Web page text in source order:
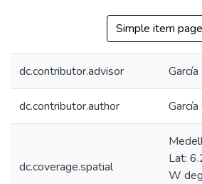
Simple item page
dc.contributor.advisor García
dc.contributor.author
dc.coverage.spatial
Lat:
W